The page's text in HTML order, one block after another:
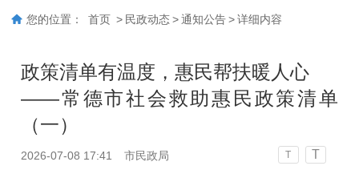
您的位置： 首页 > 民政动态 > 通知公告 > 详细内容
政策清单有温度，惠民帮扶暖人心
——常德市社会救助惠民政策清单
（一）
2026-07-08 17:41 市民政局 T T